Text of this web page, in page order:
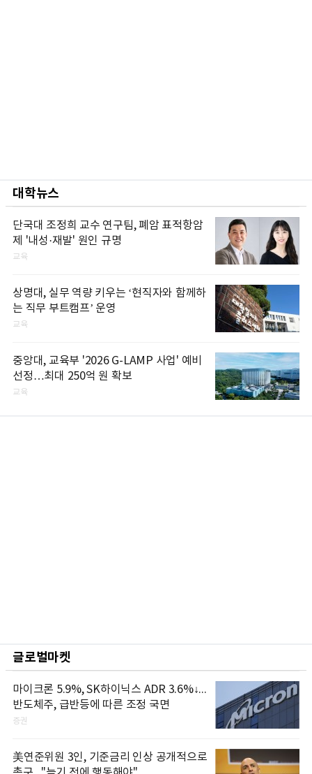
대학뉴스
단국대 조정희 교수 연구팀, 폐암 표적항암
제 '내성·재발' 원인 규명
교육
상명대, 실무 역량 키우는 ‘현직자와 함께하
는 직무 부트캠프’ 운영
교육
중앙대, 교육부 '2026 G-LAMP 사업' 예비
선정…최대 250억 원 확보
교육
글로벌마켓
마이크론 5.9%, SK하이닉스 ADR 3.6%↓...
반도체주, 급반등에 따른 조정 국면
증권
美연준위원 3인, 기준금리 인상 공개적으로